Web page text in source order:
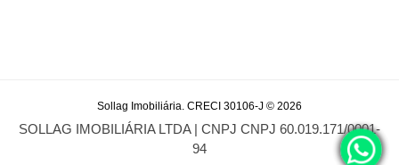
Sollag Imobiliária. CRECI 30106-J © 2026
SOLLAG IMOBILIÁRIA LTDA | CNPJ CNPJ 60.019.171/0001-
94